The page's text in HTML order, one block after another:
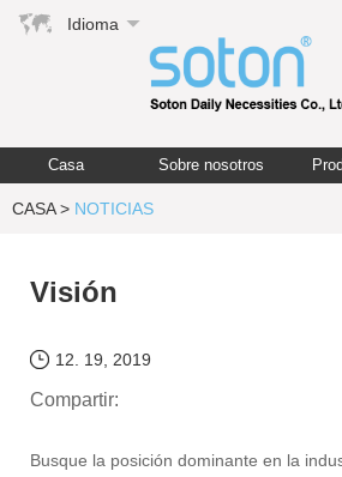
Idioma
Casa Sobre nosotros
CASA > NOTICIAS
Visión
12. 19, 2019
Compartir:
Busque la posición dominante en la